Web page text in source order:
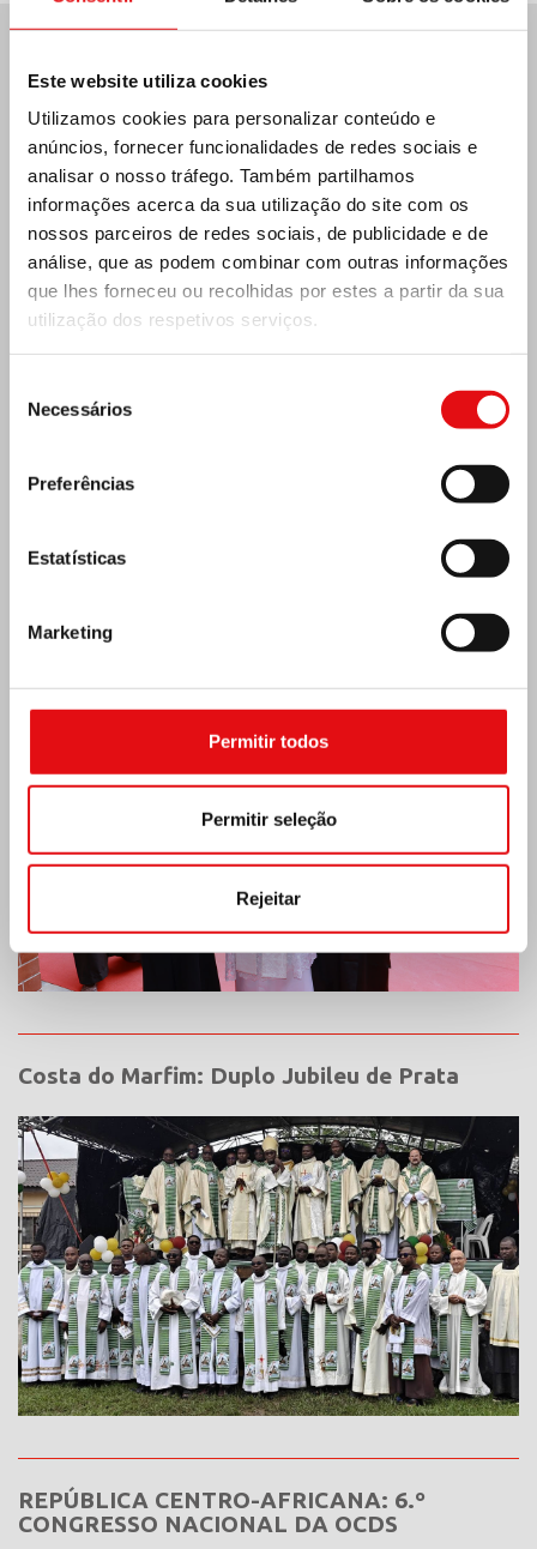
Este website utiliza cookies
Utilizamos cookies para personalizar conteúdo e
anúncios, fornecer funcionalidades de redes sociais e
analisar o nosso tráfego. Também partilhamos
informações acerca da sua utilização do site com os
nossos parceiros de redes sociais, de publicidade e de
análise, que as podem combinar com outras informações
que lhes forneceu ou recolhidas por estes a partir da sua
utilização dos respetivos serviços.
Necessários
Preferências
Estatísticas
Marketing
Permitir todos
Permitir seleção
Rejeitar
Últimas notícias:
MÉXICO: ASSEMBLEIA PLENÁRIA DA OCD
Índia: Bênção e inauguração do museu Lumen
Costa do Marfim: Duplo Jubileu de Prata
REPÚBLICA CENTRO-AFRICANA: 6.º
CONGRESSO NACIONAL DA OCDS